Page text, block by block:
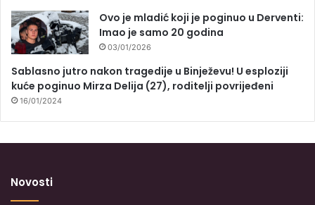
Ovo je mladić koji je poginuo u Derventi:
Imao je samo 20 godina
03/01/2026
Sablasno jutro nakon tragedije u Binježevu! U esploziji
kuće poginuo Mirza Delija (27), roditelji povrijeđeni
16/01/2024
Novosti